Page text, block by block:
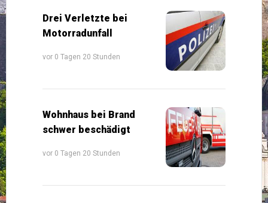
Drei Verletzte bei
Motorradunfall
vor 0 Tagen 20 Stunden
Wohnhaus bei Brand
schwer beschädigt
vor 0 Tagen 20 Stunden